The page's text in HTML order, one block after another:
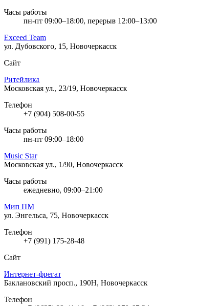
Часы работы
пн-пт 09:00–18:00, перерыв 12:00–13:00
Exceed Team
ул. Дубовского, 15, Новочеркасск
Сайт
Ритейлика
Московская ул., 23/19, Новочеркасск
Телефон
+7 (904) 508-00-55
Часы работы
пн-пт 09:00–18:00
Music Star
Московская ул., 1/90, Новочеркасск
Часы работы
ежедневно, 09:00–21:00
Мип ПМ
ул. Энгельса, 75, Новочеркасск
Телефон
+7 (991) 175-28-48
Сайт
Интернет-фрегат
Баклановский просп., 190Н, Новочеркасск
Телефон